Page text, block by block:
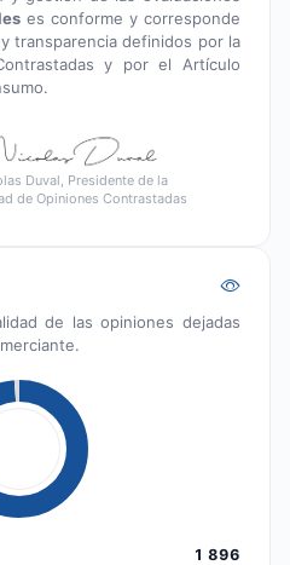
es conforme y corresponde
transparencia definidos por la
y por el Artículo
Duval, Presidente de la
de Opiniones Contrastadas
de las opiniones dejadas
1 896